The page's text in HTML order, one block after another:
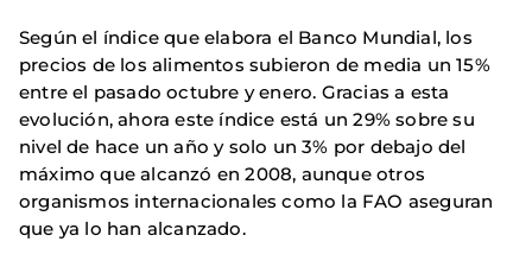
Según el índice que elabora el Banco Mundial, los
precios de los alimentos subieron de media un 15%
entre el pasado octubre y enero. Gracias a esta
evolución, ahora este índice está un 29% sobre su
nivel de hace un año y solo un 3% por debajo del
máximo que alcanzó en 2008, aunque otros
organismos internacionales como la FAO aseguran
que ya lo han alcanzado.